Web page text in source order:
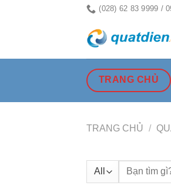
(028) 62 83 9999 /
TRANG CHỦ
TRANG CHỦ /
Tìm